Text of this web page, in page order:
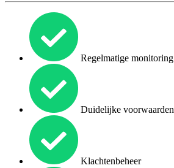
Regelmatige monitoring
Duidelijke voorwaarden
Klachtenbeheer